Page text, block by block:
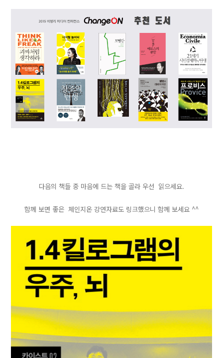
다음의 책들 중 마음에 드는 책을 골라 우선 읽으세요.
함께 보면 좋은 체인지온 강연자료도 링크했으니 함께 보세요 ^^